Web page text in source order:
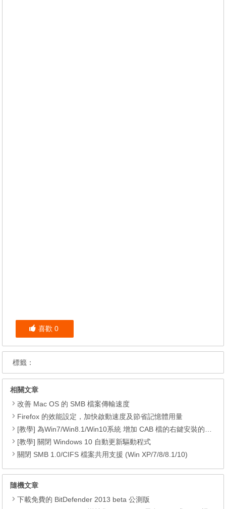
喜歡 0
標籤：
相關文章
改善 Mac OS 的 SMB 檔案傳輸速度
Firefox 的效能設定，加快啟動速度及節省記憶體用量
[教學] 為Win7/Win8.1/Win10系統 增加 CAB 檔的右鍵安裝的功能
[教學] 關閉 Windows 10 自動更新驅動程式
關閉 SMB 1.0/CIFS 檔案共用支援 (Win XP/7/8/8.1/10)
隨機文章
下載免費的 BitDefender 2013 beta 公測版